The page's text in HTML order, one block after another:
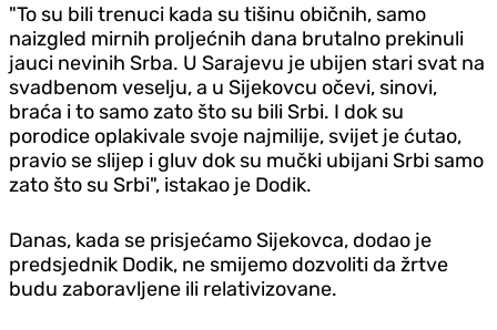
"To su bili trenuci kada su tišinu običnih, samo
naizgled mirnih proljećnih dana brutalno prekinuli
jauci nevinih Srba. U Sarajevu je ubijen stari svat na
svadbenom veselju, a u Sijekovcu očevi, sinovi,
braća i to samo zato što su bili Srbi. I dok su
porodice oplakivale svoje najmilije, svijet je ćutao,
pravio se slijep i gluv dok su mučki ubijani Srbi samo
zato što su Srbi", istakao je Dodik.
Danas, kada se prisjećamo Sijekovca, dodao je
predsjednik Dodik, ne smijemo dozvoliti da žrtve
budu zaboravljene ili relativizovane.